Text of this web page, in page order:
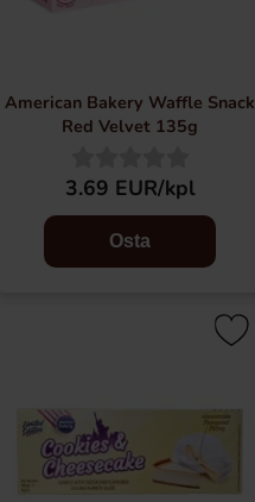
American Bakery Waffle Snack
Red Velvet 135g
3.69 EUR/kpl
Osta